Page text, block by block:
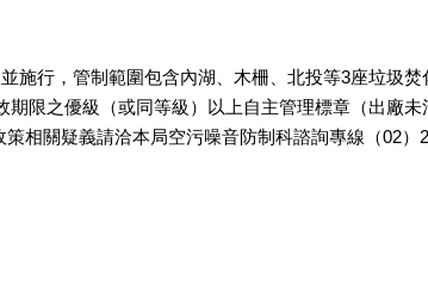
施行，管制範圍包含內湖、木柵、北投等3座垃圾焚
限之優級（或同等級）以上自主管理標章（出廠未
相關疑義請洽本局空污噪音防制科諮詢專線（02）